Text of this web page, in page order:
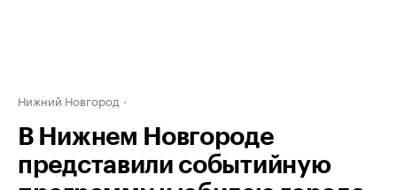
Нижний Новгород
В Нижнем Новгороде
представили событийную